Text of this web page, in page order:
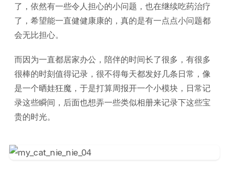
了，依然有一些令人担心的小问题，也在继续吃药治疗
了，希望能一直健健康康的，真的是有一点点小问题都
会无比担心。
而因为一直都居家办公，陪伴的时间长了很多，有很多
很棒的时刻值得记录，很不得每天都发好几条日常，像
是一个晒娃狂魔，于是打算周报开一个小模块，日常记
录这些瞬间，后面也想弄一些类似相册来记录下这些宝
贵的时光。